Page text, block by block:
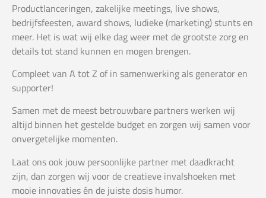
Productlanceringen, zakelijke meetings, live shows,
bedrijfsfeesten, award shows, ludieke (marketing) stunts en
meer. Het is wat wij elke dag weer met de grootste zorg en
details tot stand kunnen en mogen brengen.
Compleet van A tot Z of in samenwerking als generator en
supporter!
Samen met de meest betrouwbare partners werken wij
altijd binnen het gestelde budget en zorgen wij samen voor
onvergetelijke momenten.
Laat ons ook jouw persoonlijke partner met daadkracht
zijn, dan zorgen wij voor de creatieve invalshoeken met
mooie innovaties én de juiste dosis humor.